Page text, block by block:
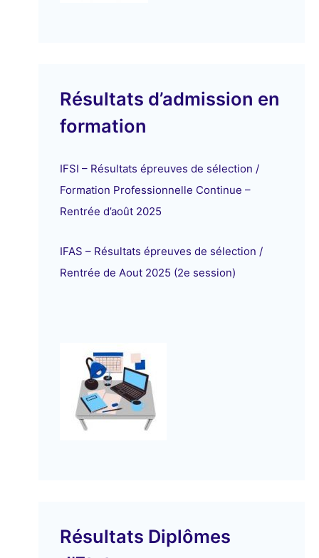
Résultats d’admission en
formation
IFSI – Résultats épreuves de sélection /
Formation Professionnelle Continue –
Rentrée d’août 2025
IFAS – Résultats épreuves de sélection /
Rentrée de Aout 2025 (2e session)
Résultats Diplômes